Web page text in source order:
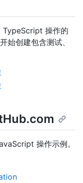
操作的
始创建包含测试、
操作示例。